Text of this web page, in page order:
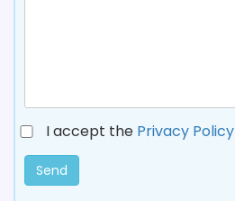
I accept the Privacy Policy
Send